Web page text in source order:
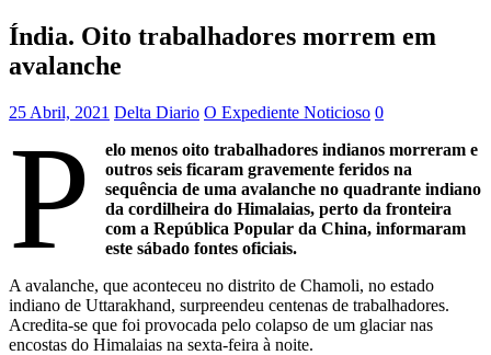
Índia. Oito trabalhadores morrem em
avalanche
25 Abril, 2021 Delta Diario O Expediente Noticioso 0
P
elo menos oito trabalhadores indianos morreram e
outros seis ficaram gravemente feridos na
sequência de uma avalanche no quadrante indiano
da cordilheira do Himalaias, perto da fronteira
com a República Popular da China, informaram
este sábado fontes oficiais.
A avalanche, que aconteceu no distrito de Chamoli, no estado
indiano de Uttarakhand, surpreendeu centenas de trabalhadores.
Acredita-se que foi provocada pelo colapso de um glaciar nas
encostas do Himalaias na sexta-feira à noite.